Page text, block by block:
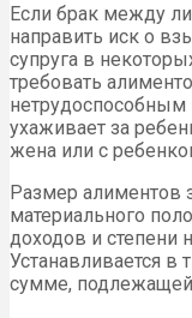
Если брак между
направить иск о
супруга в
требовать
нетрудоспособным
ухаживает за
жена или с
Размер алиментов
материального
доходов и степени
Устанавливается
сумме, подлежащей